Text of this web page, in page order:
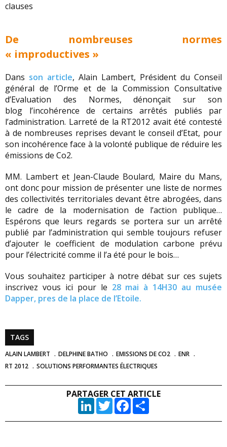
clauses
De nombreuses normes
« improductives »
Dans son article, Alain Lambert, Président du Conseil
général de l’Orme et de la Commission Consultative
d’Evaluation des Normes, dénonçait sur son
blog l’incohérence de certains arrêtés publiés par
l’administration. Larreté de la RT2012 avait été contesté
à de nombreuses reprises devant le conseil d’Etat, pour
son incohérence face à la volonté publique de réduire les
émissions de Co2.
MM. Lambert et Jean-Claude Boulard, Maire du Mans,
ont donc pour mission de présenter une liste de normes
des collectivités territoriales devant être abrogées, dans
le cadre de la modernisation de l’action publique…
Espérons que leurs regards se portera sur un arrêté
publié par l’administration qui semble toujours refuser
d’ajouter le coefficient de modulation carbone prévu
pour l’électricité comme il l’a été pour le bois…
Vous souhaitez participer à notre débat sur ces sujets
inscrivez vous ici pour le 28 mai à 14H30 au musée
Dapper, pres de la place de l’Etoile.
TAGS
ALAIN LAMBERT DELPHINE BATHO EMISSIONS DE CO2
ENR
RT 2012
SOLUTIONS PERFORMANTES ÉLECTRIQUES
PARTAGER CET ARTICLE
LinkedInTwitterFacebook